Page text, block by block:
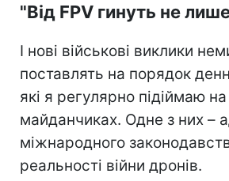
"Від FPV гинуть не
І нові військові виклики
поставлять на порядок
які я регулярно підіймаю
майданчиках. Одне з них –
міжнародного
реальності війни дронів.